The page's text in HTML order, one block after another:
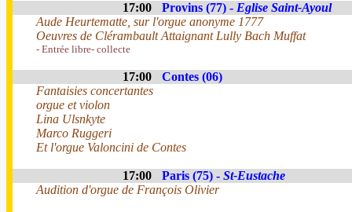
17:00 Provins (77) - Eglise Saint-Ayoul
Aude Heurtematte, sur l'orgue anonyme 1777
Oeuvres de Clérambault Attaignant Lully Bach Muffat
- Entrée libre- collecte
17:00
Contes (06)
Fantaisies concertantes
orgue et violon
Lina Ulsnkyte
Marco Ruggeri
Et l'orgue Valoncini de Contes
17:00 Paris (75) - St-Eustache
Audition d'orgue de François Olivier